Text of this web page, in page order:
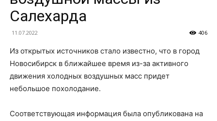
Салехарда
11.07.2022 406
Из открытых источников стало известно, что в город
Новосибирск в ближайшее время из-за активного
движения холодных воздушных масс придет
небольшое похолодание.
Соответствующая информация была опубликована на